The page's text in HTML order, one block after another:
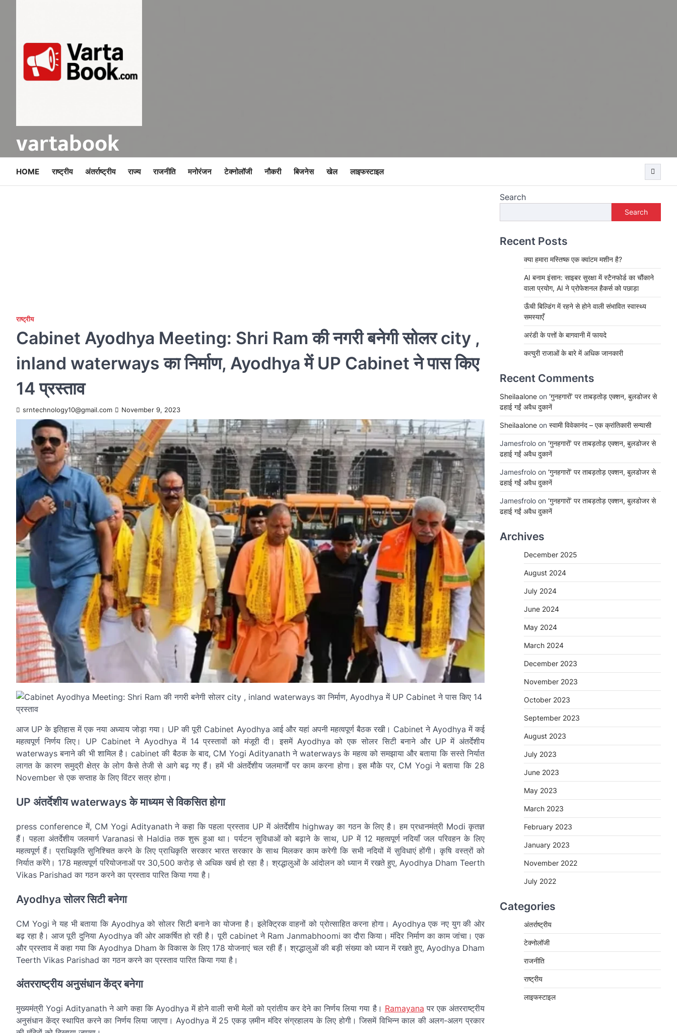
vartabook
HOME राष्ट्रीय अंतर्राष्ट्रीय राज्य राजनीति मनोरंजन टेक्नोलॉजी नौकरी बिजनेस खेल लाइफस्टाइल
राष्ट्रीय
Cabinet Ayodhya Meeting: Shri Ram की नगरी बनेगी सोलर city ,
inland waterways का निर्माण, Ayodhya में UP Cabinet ने पास किए
14 प्रस्ताव
srntechnology10@gmail.com November 9, 2023
आज UP के इतिहास में एक नया अध्याय जोड़ा गया। UP की पूरी Cabinet Ayodhya आई और यहां अपनी महत्वपूर्ण बैठक रखी। Cabinet ने Ayodhya में कई
महत्वपूर्ण निर्णय लिए। UP Cabinet ने Ayodhya में 14 प्रस्तावों को मंजूरी दी। इसमें Ayodhya को एक सोलर सिटी बनाने और UP में अंतर्देशीय
waterways बनाने की भी शामिल है। cabinet की बैठक के बाद, CM Yogi Adityanath ने waterways के महत्व को समझाया और बताया कि सस्ते निर्यात
लागत के कारण समुद्री क्षेत्र के लोग कैसे तेजी से आगे बढ़ गए हैं। हमें भी अंतर्देशीय जलमार्गों पर काम करना होगा। इस मौके पर, CM Yogi ने बताया कि 28
November से एक सप्ताह के लिए विंटर सत्र होगा।
UP अंतर्देशीय waterways के माध्यम से विकसित होगा
press conference में, CM Yogi Adityanath ने कहा कि पहला प्रस्ताव UP में अंतर्देशीय highway का गठन के लिए है। हम प्रधानमंत्री Modi कृतज्ञ
हैं। पहला अंतर्देशीय जलमार्ग Varanasi से Haldia तक शुरू हुआ था। पर्यटन सुविधाओं को बढ़ाने के साथ, UP में 12 महत्वपूर्ण नदियाँ जल परिवहन के लिए
महत्वपूर्ण हैं। प्राधिकृति सुनिश्चित करने के लिए प्राधिकृति सरकार भारत सरकार के साथ मिलकर काम करेगी कि सभी नदियों में सुविधाएं होंगी। कृषि वस्त्रों को
निर्यात करेंगे। 178 महत्वपूर्ण परियोजनाओं पर 30,500 करोड़ से अधिक खर्च हो रहा है। श्रद्धालुओं के आंदोलन को ध्यान में रखते हुए, Ayodhya Dham Teerth
Vikas Parishad का गठन करने का प्रस्ताव पारित किया गया है।
Ayodhya सोलर सिटी बनेगा
CM Yogi ने यह भी बताया कि Ayodhya को सोलर सिटी बनाने का योजना है। इलेक्ट्रिक वाहनों को प्रोत्साहित करना होगा। Ayodhya एक नए युग की ओर
बढ़ रहा है। आज पूरी दुनिया Ayodhya की ओर आकर्षित हो रही है। पूरी cabinet ने Ram Janmabhoomi का दौरा किया। मंदिर निर्माण का काम जांचा। एक
और प्रस्ताव में कहा गया कि Ayodhya Dham के विकास के लिए 178 योजनाएं चल रही हैं। श्रद्धालुओं की बड़ी संख्या को ध्यान में रखते हुए, Ayodhya Dham
Teerth Vikas Parishad का गठन करने का प्रस्ताव पारित किया गया है।
अंतरराष्ट्रीय अनुसंधान केंद्र बनेगा
मुख्यमंत्री Yogi Adityanath ने आगे कहा कि Ayodhya में होने वाली सभी मेलों को प्रांतीय कर देने का निर्णय लिया गया है। Ramayana पर एक अंतरराष्ट्रीय
अनुसंधान केंद्र स्थापित करने का निर्णय लिया जाएगा। Ayodhya में 25 एकड़ ज़मीन मंदिर संग्रहालय के लिए होगी। जिसमें विभिन्न काल की अलग-अलग प्रकार
Search
Search
Recent Posts
क्या हमारा मस्तिष्क एक क्वांटम मशीन है?
AI बनाम इंसान: साइबर सुरक्षा में स्टैनफोर्ड का चौंकाने
वाला प्रयोग, AI ने प्रोफेशनल हैकर्स को पछाड़ा
ऊँची बिल्डिंग में रहने से होने वाली संभावित स्वास्थ्य
समस्याएँ
अरंडी के पत्तों के बागवानी में फायदे
कत्युरी राजाओं के बारे में अधिक जानकारी
Recent Comments
Sheilaalone on ‘गुनहगारों’ पर ताबड़तोड़ एक्शन, बुलडोजर से
ढहाई गईं अवैध दुकानें
Sheilaalone on स्वामी विवेकानंद – एक क्रांतिकारी सन्यासी
Jamesfrolo on ‘गुनहगारों’ पर ताबड़तोड़ एक्शन, बुलडोजर से
ढहाई गईं अवैध दुकानें
Jamesfrolo on ‘गुनहगारों’ पर ताबड़तोड़ एक्शन, बुलडोजर से
ढहाई गईं अवैध दुकानें
Jamesfrolo on ‘गुनहगारों’ पर ताबड़तोड़ एक्शन, बुलडोजर से
ढहाई गईं अवैध दुकानें
Archives
December 2025
August 2024
July 2024
June 2024
May 2024
March 2024
December 2023
November 2023
October 2023
September 2023
August 2023
July 2023
June 2023
May 2023
March 2023
February 2023
January 2023
November 2022
July 2022
Categories
अंतर्राष्ट्रीय
टेक्नोलॉजी
राजनीति
राष्ट्रीय
लाइफस्टाइल